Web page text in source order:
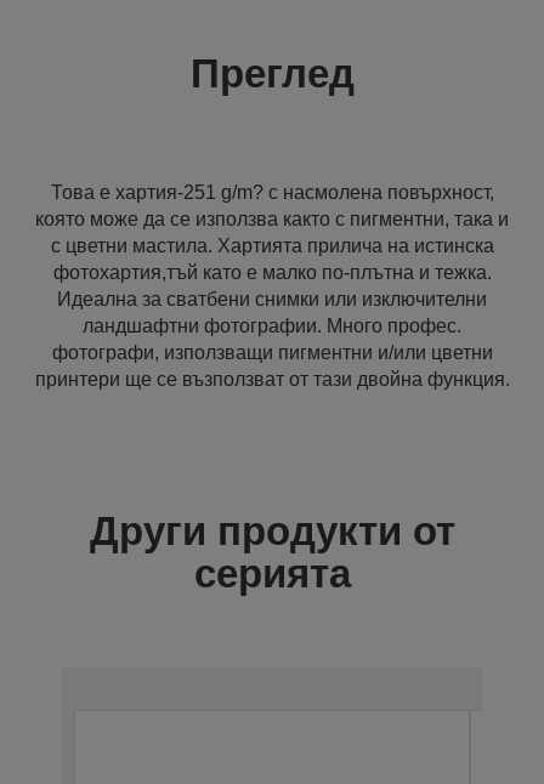
Преглед
Това е хартия-251 g/m? с насмолена повърхност,
която може да се използва както с пигментни, така и
с цветни мастила. Хартията прилича на истинска
фотохартия,тъй като е малко по-плътна и тежка.
Идеална за сватбени снимки или изключителни
ландшафтни фотографии. Много профес.
фотографи, използващи пигментни и/или цветни
принтери ще се възползват от тази двойна функция.
Други продукти от
серията